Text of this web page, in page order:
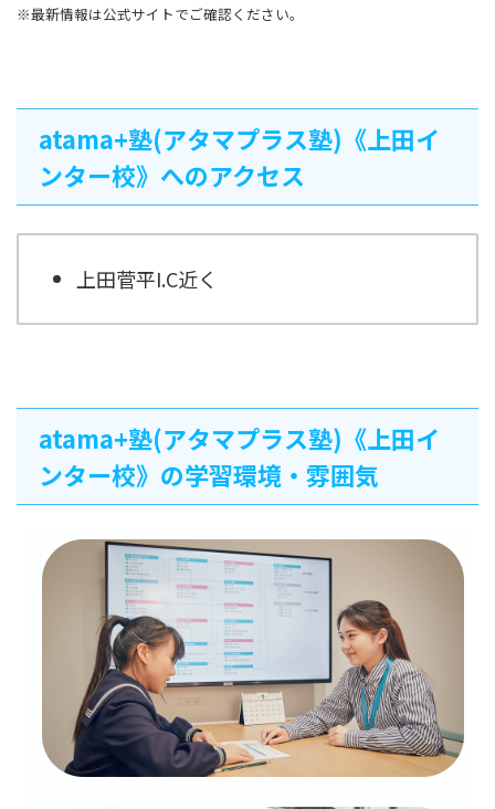
※最新情報は公式サイトでご確認ください。
atama+塾(アタマプラス塾)《上田イ
ンター校》へのアクセス
上田菅平I.C近く
atama+塾(アタマプラス塾)《上田イ
ンター校》の学習環境・雰囲気